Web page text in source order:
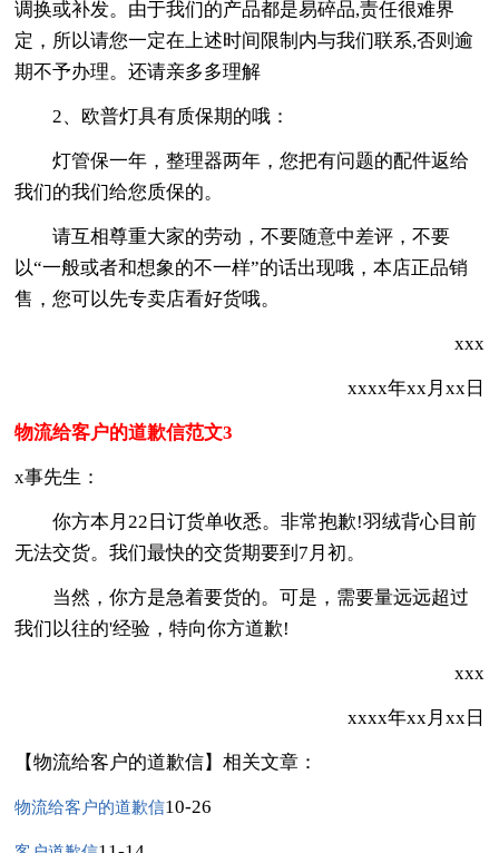
调换或补发。由于我们的产品都是易碎品,责任很难界
定，所以请您一定在上述时间限制内与我们联系,否则逾
期不予办理。还请亲多多理解
2、欧普灯具有质保期的哦：
灯管保一年，整理器两年，您把有问题的配件返给
我们的我们给您质保的。
请互相尊重大家的劳动，不要随意中差评，不要
以“一般或者和想象的不一样”的话出现哦，本店正品销
售，您可以先专卖店看好货哦。
xxx
xxxx年xx月xx日
物流给客户的道歉信范文3
x事先生：
你方本月22日订货单收悉。非常抱歉!羽绒背心目前
无法交货。我们最快的交货期要到7月初。
当然，你方是急着要货的。可是，需要量远远超过
我们以往的'经验，特向你方道歉!
xxx
xxxx年xx月xx日
【物流给客户的道歉信】相关文章：
物流给客户的道歉信10-26